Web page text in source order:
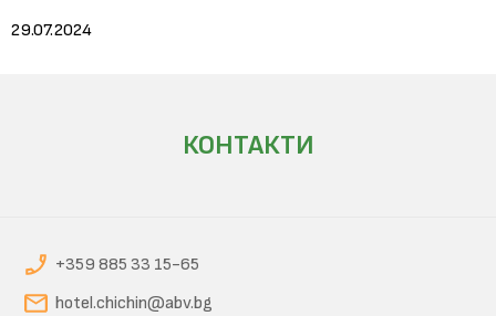
29.07.2024
КОНТАКТИ
+359 885 33 15-65
hotel.chichin@abv.bg